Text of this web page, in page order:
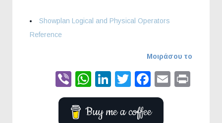
Showplan Logical and Physical Operators
Reference
Μοιράσου το
ViberWhatsApp
LinkedIn
TwitterEmail
Buy me a coffee